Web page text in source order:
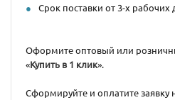
Срок поставки от 3-х рабочих
Оформите оптовый или
«Купить в 1 клик».
Сформируйте и оплатите заявку